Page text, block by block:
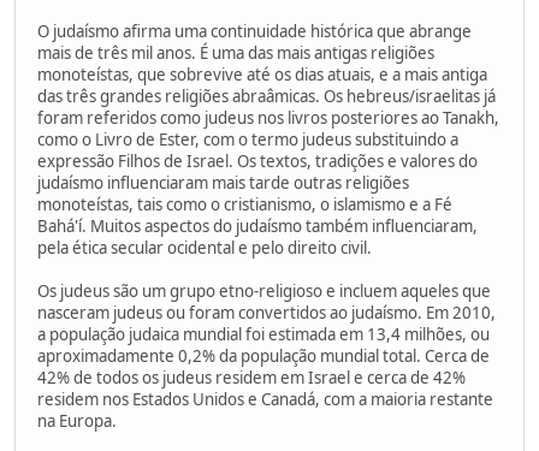
O judaísmo afirma uma continuidade histórica que abrange
mais de três mil anos. É uma das mais antigas religiões
monoteístas, que sobrevive até os dias atuais, e a mais antiga
das três grandes religiões abraâmicas. Os hebreus/israelitas já
foram referidos como judeus nos livros posteriores ao Tanakh,
como o Livro de Ester, com o termo judeus substituindo a
expressão Filhos de Israel. Os textos, tradições e valores do
judaísmo influenciaram mais tarde outras religiões
monoteístas, tais como o cristianismo, o islamismo e a Fé
Bahá'í. Muitos aspectos do judaísmo também influenciaram,
pela ética secular ocidental e pelo direito civil.
Os judeus são um grupo etno-religioso e incluem aqueles que
nasceram judeus ou foram convertidos ao judaísmo. Em 2010,
a população judaica mundial foi estimada em 13,4 milhões, ou
aproximadamente 0,2% da população mundial total. Cerca de
42% de todos os judeus residem em Israel e cerca de 42%
residem nos Estados Unidos e Canadá, com a maioria restante
na Europa.